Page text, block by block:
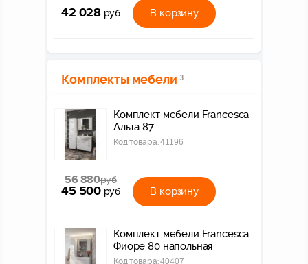
42 028 руб В корзину
Комплекты мебели 3
Комплект мебели Francesca
Альта 87
Код товара:41196
56 880руб
45 500 руб В корзину
Комплект мебели Francesca
Фиоре 80 напольная
Код товара:40407